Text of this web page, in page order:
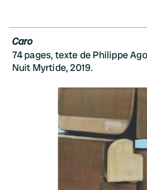
Caro
74 pages, texte de Philippe
Nuit Myrtide, 2019.